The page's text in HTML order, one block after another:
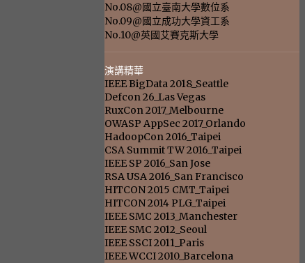
No.08@國立臺南大學數位系
No.09@國立成功大學資工系
No.10@英國艾賽克斯大學
演講精華
IEEE BigData 2018_Seattle
Defcon 26_Las Vegas
RuxCon 2017_Melbourne
OWASP AppSec 2017_Orlando
HadoopCon 2016_Taipei
CSA Summit TW 2016_Taipei
IEEE SP 2016_San Jose
RSA USA 2016_San Francisco
HITCON 2015 CMT_Taipei
HITCON 2014 PLG_Taipei
IEEE SMC 2013_Manchester
IEEE SMC 2012_Seoul
IEEE SSCI 2011_Paris
IEEE WCCI 2010_Barcelona